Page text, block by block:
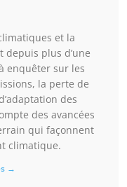
et la
depuis plus d’une
enquêter sur les
la perte de
des
des avancées
qui façonnent
climatique.
→